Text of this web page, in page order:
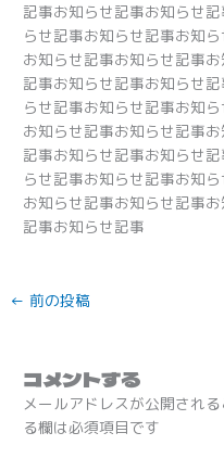
記事お知らせ記事お知らせ
らせ記事お知らせ記事お知
お知らせ記事お知らせ記事
記事お知らせ記事お知らせ
らせ記事お知らせ記事お知
お知らせ記事お知らせ記事
記事お知らせ記事お知らせ
らせ記事お知らせ記事お知
お知らせ記事お知らせ記事
記事お知らせ記事
← 前の投稿
コメントする
メールアドレスが公開される
る欄は必須項目です